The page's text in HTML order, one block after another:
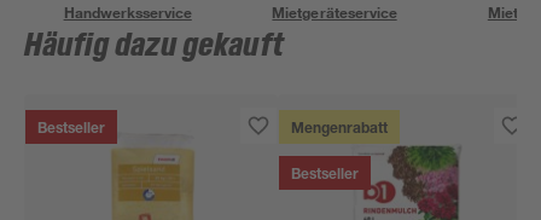
Handwerksservice Mietgeräteservice
Häufig dazu gekauft
Bestseller Mengenrabatt
Bestseller